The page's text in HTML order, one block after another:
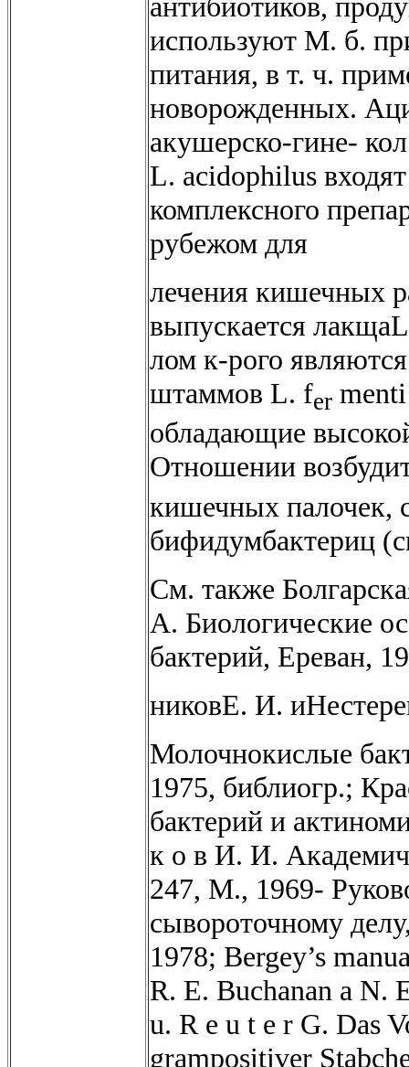
используют М. б.
питания, в т. ч.
новорожденных.
акушерско-гине-
L. acidophilus
комплексного
рубежом для
лечения кишечных
выпускается
лом к-рого
штаммов L. fer
обладающие
Отношении
кишечных палочек,
бифидумбактериц
См. также
А. Биологические
бактерий, Ереван,
никовЕ. И.
Молочнокислые
1975, библиогр.;
бактерий и
к о в И. И.
247, М., 1969-
сывороточному
1978; Bergey’s
R. E. Buchanan a N.
u. R e u t e r G. Das
grampositiver